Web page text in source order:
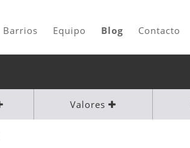
Barrios Equipo Blog Contacto
Valores